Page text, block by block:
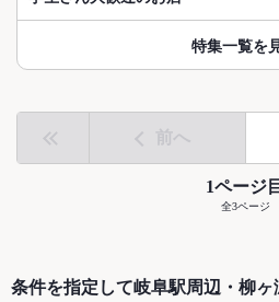
特集一覧を
前へ
1ページ目
全3ページ
条件を指定して岐阜駅周辺・柳